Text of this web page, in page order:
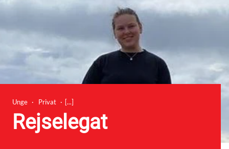
Unge Privat
Rejselegat